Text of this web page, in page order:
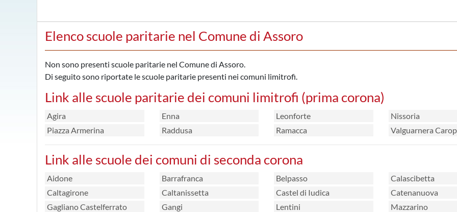
Elenco scuole paritarie nel Comune di Assoro
Non sono presenti scuole paritarie nel Comune di Assoro.
Di seguito sono riportate le scuole paritarie presenti nei comuni limitrofi.
Link alle scuole paritarie dei comuni limitrofi (prima corona)
Agira Enna Leonforte
Nissoria
Piazza Armerina
Raddusa Ramacca Valguarnera
Link alle scuole dei comuni di seconda corona
Aidone Barrafranca Belpasso
Calascibetta
Caltagirone
Caltanissetta Castel di Iudica
Catenanuova
Gagliano Castelferrato
Gangi Lentini
Mazzarino